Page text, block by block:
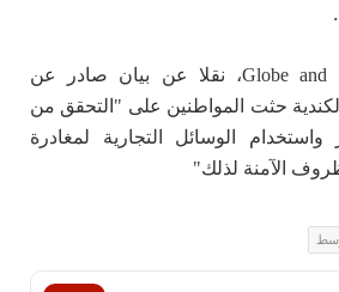
وأفادت صحيفة Globe and Mail، نقلا عن بيان صادر عن
الكندية حثت المواطنين على "التحقق من
الوسائل التجارية لمغادرة
الآمنة لذلك"